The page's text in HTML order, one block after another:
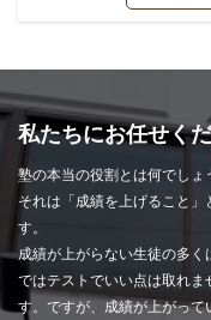
私たちにお任せく
塾の本当の役割とは何でしょ
それは「成績を上げること
す。
成績が上がらない生徒の多
ではテストでいい点は取れま
す。ですが、成績が上がっ